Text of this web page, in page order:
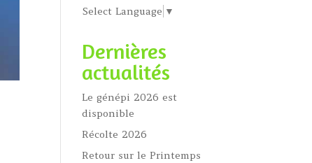
Select Language ▼
Dernières
actualités
Le génépi 2026 est
disponible
Récolte 2026
Retour sur le Printemps